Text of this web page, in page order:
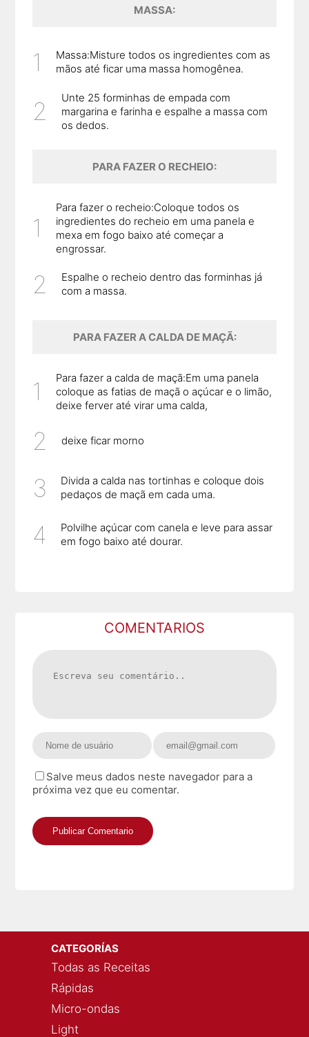
MASSA:
Massa:Misture todos os ingredientes com as
mãos até ficar uma massa homogênea.
Unte 25 forminhas de empada com
margarina e farinha e espalhe a massa com
os dedos.
PARA FAZER O RECHEIO:
Para fazer o recheio:Coloque todos os
ingredientes do recheio em uma panela e
mexa em fogo baixo até começar a
engrossar.
Espalhe o recheio dentro das forminhas já
com a massa.
PARA FAZER A CALDA DE MAÇÃ:
Para fazer a calda de maçã:Em uma panela
coloque as fatias de maçã o açúcar e o limão,
deixe ferver até virar uma calda,
deixe ficar morno
Divida a calda nas tortinhas e coloque dois
pedaços de maçã em cada uma.
Polvilhe açúcar com canela e leve para assar
em fogo baixo até dourar.
COMENTARIOS
Salve meus dados neste navegador para a
próxima vez que eu comentar.
CATEGORÍAS
Todas as Receitas
Rápidas
Micro-ondas
Light